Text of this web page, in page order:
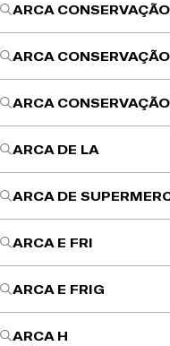
ARCA
ARCA
ARCA
ARCA DE LA
ARCA DE
ARCA E FRI
ARCA E FRIG
ARCA H